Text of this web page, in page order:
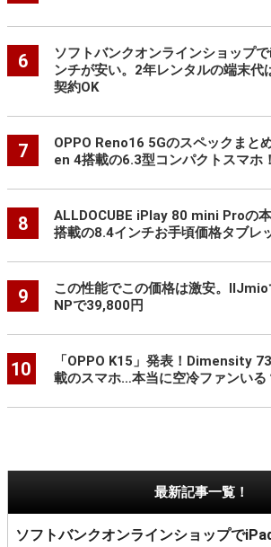
6
ソフトバンクオンラインショップ
ンチが安い。2年レンタルの端末代
契約OK
7
OPPO Reno16 5Gのスペックまと
en 4搭載の6.3型コンパクトスマホ！
8
ALLDOCUBE iPlay 80 mini Proの
搭載の8.4インチお手頃価格タブレ
9
この性能でこの価格は激安。
NPで39,800円
10
「OPPO K15」発表！Dimensity
載のスマホ…本当に空冷ファンいる
最新記事一覧！
ソフトバンクオンラインショップで